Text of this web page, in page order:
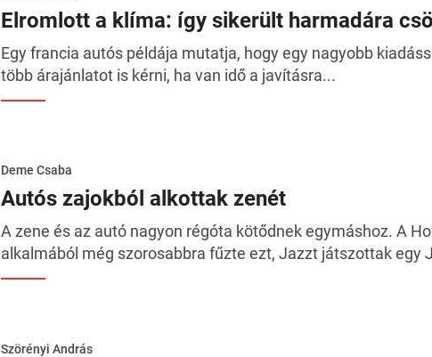
Elromlott a klíma: így sikerült harmadára
Egy francia autós példája mutatja, hogy egy nagyobb
több árajánlatot is kérni, ha van idő a javításra...
Deme Csaba
Autós zajokból alkottak zenét
A zene és az autó nagyon régóta kötődnek egymáshoz. A
alkalmából még szorosabbra fűzte ezt, Jazzt játszottak egy
Szörényi András